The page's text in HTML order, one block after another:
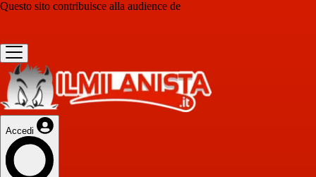
Questo sito contribuisce alla audience de
Accedi